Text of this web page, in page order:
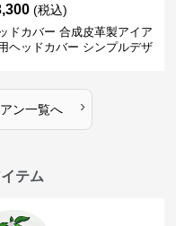
(税込)
ドカバー 合成皮革製アイア
ヘッドカバー シンプルデザ
ン一覧へ ›
テム